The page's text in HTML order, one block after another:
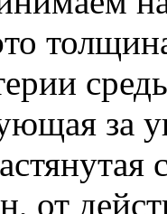
за
от